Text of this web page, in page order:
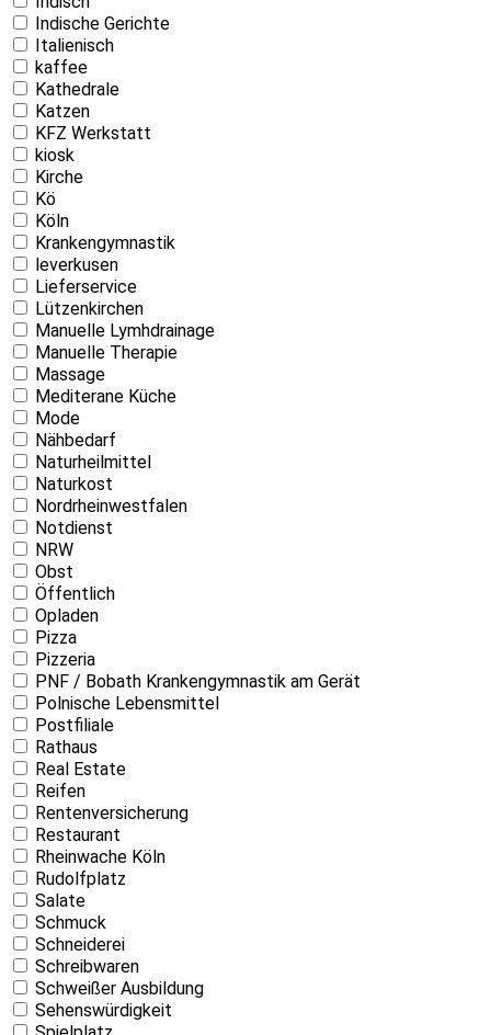
Indische Gerichte
Italienisch
kaffee
Kathedrale
Katzen
KFZ Werkstatt
kiosk
Kirche
Kö
Köln
Krankengymnastik
leverkusen
Lieferservice
Lützenkirchen
Manuelle Lymhdrainage
Manuelle Therapie
Massage
Mediterane Küche
Mode
Nähbedarf
Naturheilmittel
Naturkost
Nordrheinwestfalen
Notdienst
NRW
Obst
Öffentlich
Opladen
Pizza
Pizzeria
PNF / Bobath Krankengymnastik am Gerät
Polnische Lebensmittel
Postfiliale
Rathaus
Real Estate
Reifen
Rentenversicherung
Restaurant
Rheinwache Köln
Rudolfplatz
Salate
Schmuck
Schneiderei
Schreibwaren
Schweißer Ausbildung
Sehenswürdigkeit